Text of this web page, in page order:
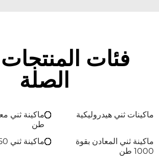
فئات
الصلة
ماكينات ثني هيدروليكية
طن
ماكينة ثني المعادن بقوة
1000 طن
ماكينة ثني 150 طن